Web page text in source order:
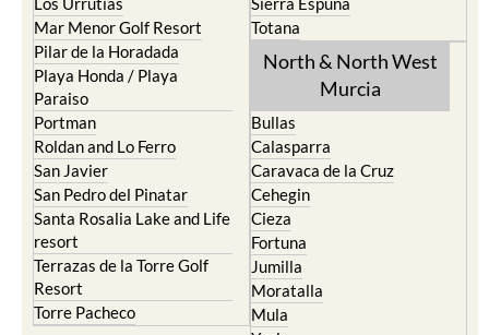
Pilar de la Horadada
Playa Honda / Playa
Paraiso
Portman
Roldan and Lo Ferro
San Javier
San Pedro del Pinatar
Santa Rosalia Lake and Life
resort
Terrazas de la Torre Golf
Resort
Torre Pacheco
North & North West
Murcia
Caravaca de la Cruz
Cehegin
Cieza
Fortuna
Jumilla
Moratalla
Mula
Yecla